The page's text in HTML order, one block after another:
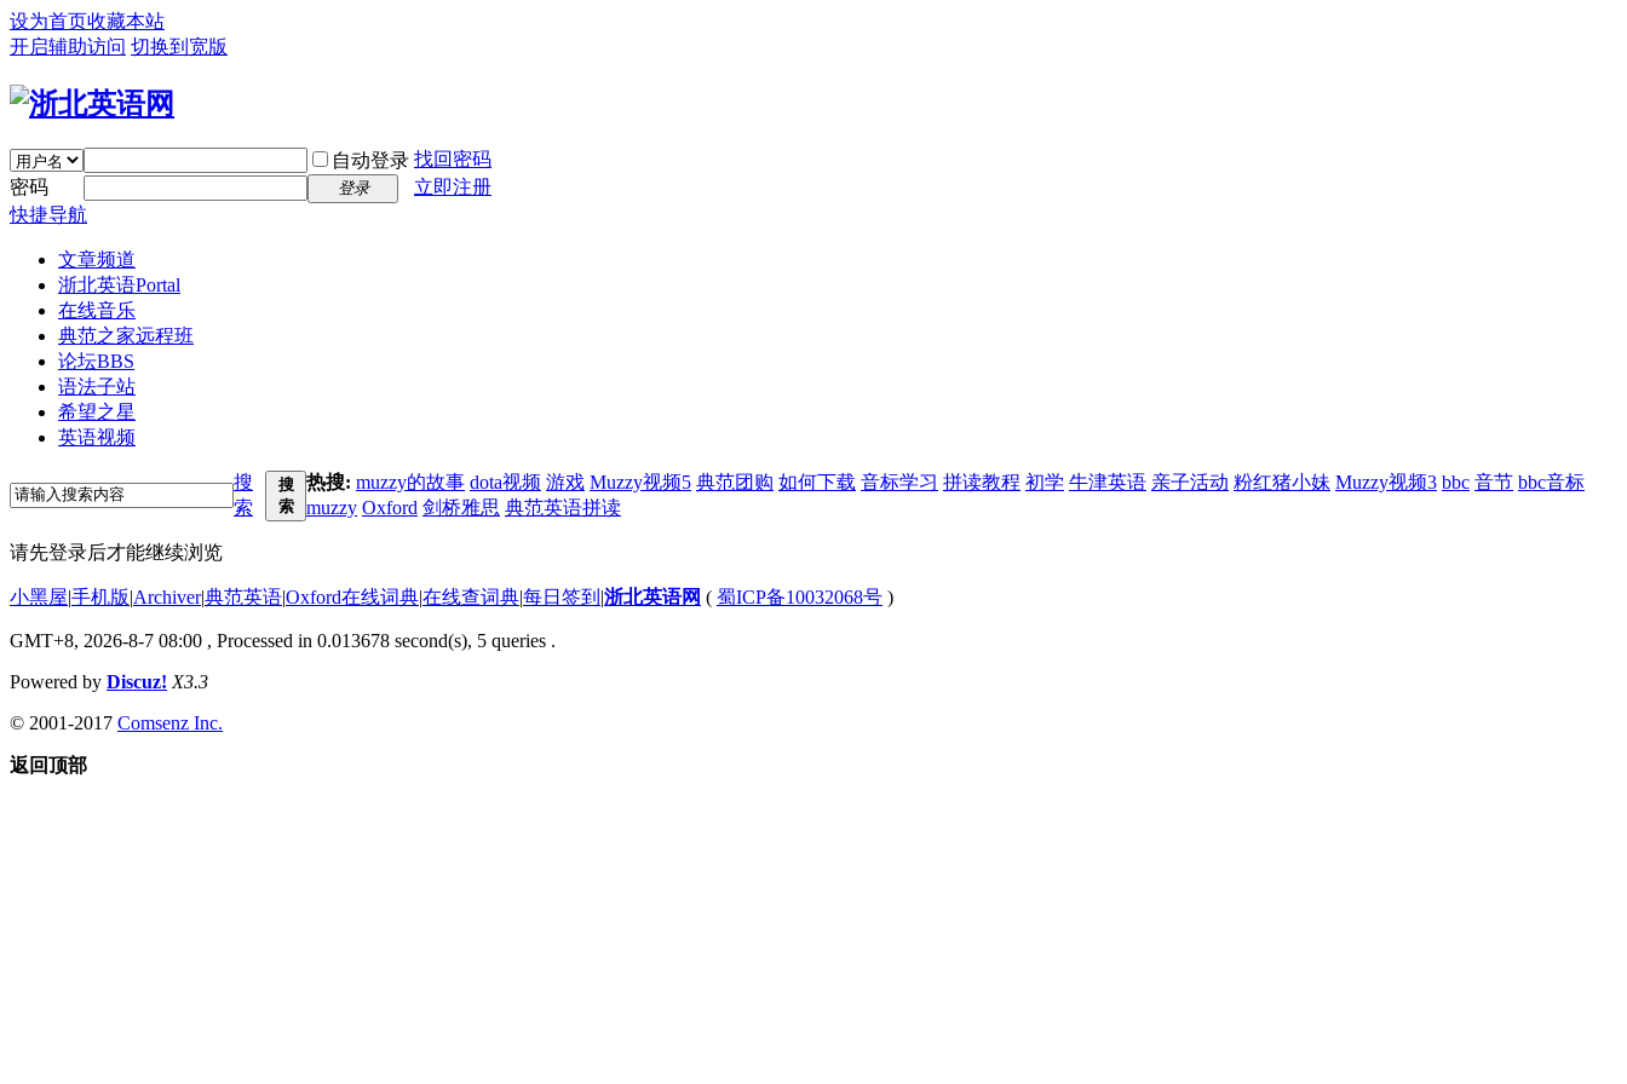
设为首页收藏本站
开启辅助访问 切换到宽版
自动登录 找回密码
密码
登录
立即注册
快捷导航
文章频道
浙北英语Portal
在线音乐
典范之家远程班
论坛BBS
语法子站
希望之星
英语视频
搜
索
搜
索
热搜: muzzy的故事 dota视频 游戏 Muzzy视频5 典范团购 如何下载 音标学习 拼读教程 初学 牛津英语 亲子活动 粉红猪小妹 Muzzy视频3 bbc 音节 bbc音标
muzzy Oxford 剑桥雅思 典范英语拼读
请先登录后才能继续浏览
小黑屋|手机版|Archiver|典范英语|Oxford在线词典|在线查词典|每日签到 |浙北英语网 ( 蜀ICP备10032068号 )
GMT+8, 2026-8-7 08:00 , Processed in 0.013678 second(s), 5 queries .
Powered by Discuz! X3.3
© 2001-2017 Comsenz Inc.
返回顶部